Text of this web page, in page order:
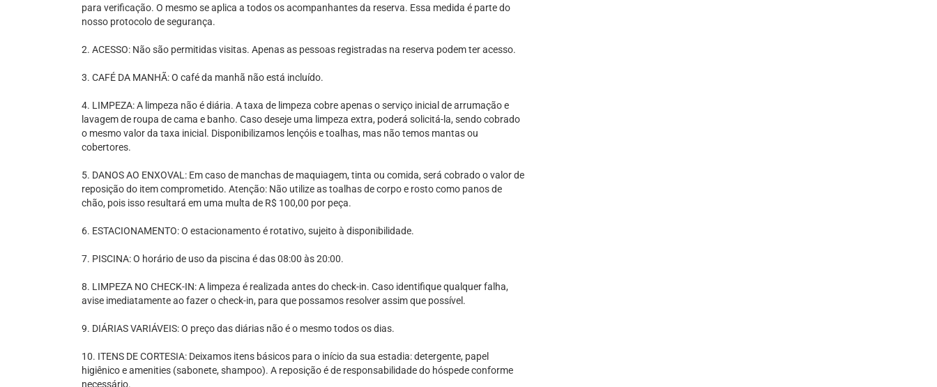
para verificação. O mesmo se aplica a todos os acompanhantes da reserva. Essa medida é parte do
nosso protocolo de segurança.
2. ACESSO: Não são permitidas visitas. Apenas as pessoas registradas na reserva podem ter acesso.
3. CAFÉ DA MANHÃ: O café da manhã não está incluído.
4. LIMPEZA: A limpeza não é diária. A taxa de limpeza cobre apenas o serviço inicial de arrumação e
lavagem de roupa de cama e banho. Caso deseje uma limpeza extra, poderá solicitá-la, sendo cobrado
o mesmo valor da taxa inicial. Disponibilizamos lençóis e toalhas, mas não temos mantas ou
cobertores.
5. DANOS AO ENXOVAL: Em caso de manchas de maquiagem, tinta ou comida, será cobrado o valor de
reposição do item comprometido. Atenção: Não utilize as toalhas de corpo e rosto como panos de
chão, pois isso resultará em uma multa de R$ 100,00 por peça.
6. ESTACIONAMENTO: O estacionamento é rotativo, sujeito à disponibilidade.
7. PISCINA: O horário de uso da piscina é das 08:00 às 20:00.
8. LIMPEZA NO CHECK-IN: A limpeza é realizada antes do check-in. Caso identifique qualquer falha,
avise imediatamente ao fazer o check-in, para que possamos resolver assim que possível.
9. DIÁRIAS VARIÁVEIS: O preço das diárias não é o mesmo todos os dias.
10. ITENS DE CORTESIA: Deixamos itens básicos para o início da sua estadia: detergente, papel
higiênico e amenities (sabonete, shampoo). A reposição é de responsabilidade do hóspede conforme
necessário.